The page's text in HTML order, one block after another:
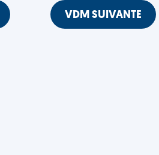
VDM SUIVANTE